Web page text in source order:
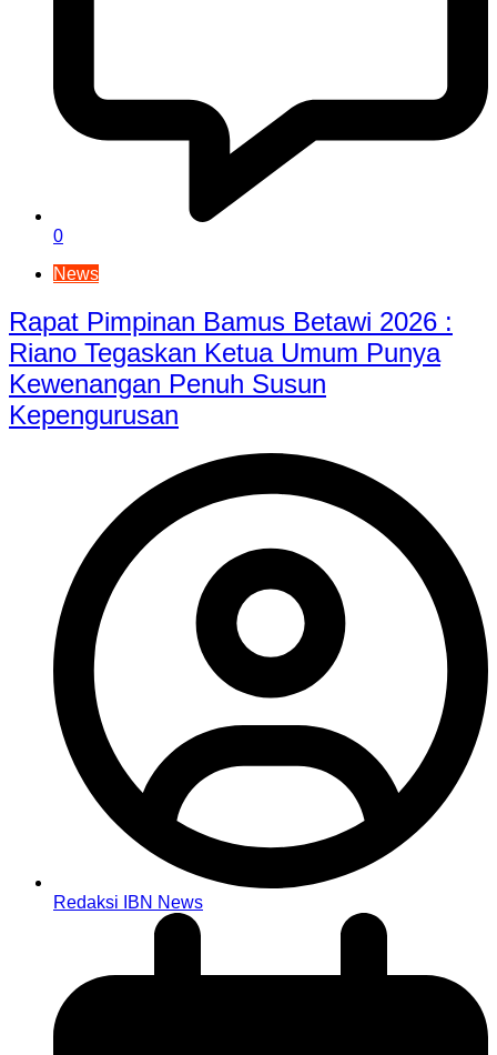
0
News
Rapat Pimpinan Bamus Betawi 2026 :
Riano Tegaskan Ketua Umum Punya
Kewenangan Penuh Susun
Kepengurusan
Redaksi IBN News